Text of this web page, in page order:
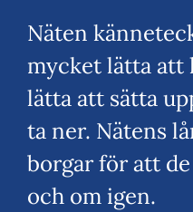
Näten
mycket lätta att
lätta att sätta
ta ner. Nätens
borgar för att
och om igen.